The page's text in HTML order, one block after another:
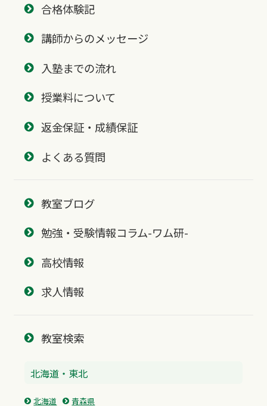
合格体験記
講師からのメッセージ
入塾までの流れ
授業料について
返金保証・成績保証
よくある質問
教室ブログ
勉強・受験情報コラム-ワム研-
高校情報
求人情報
教室検索
北海道・東北
北海道 青森県